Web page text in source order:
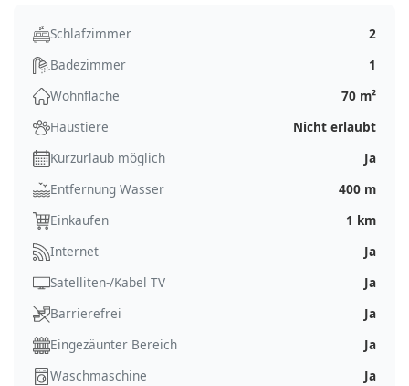
Schlafzimmer
2
Badezimmer
1
Wohnfläche
70 m²
Haustiere
Nicht erlaubt
Kurzurlaub möglich
Ja
Entfernung Wasser
400 m
Einkaufen
1 km
Internet
Ja
Satelliten-/Kabel TV
Ja
Barrierefrei
Ja
Eingezäunter Bereich
Ja
Waschmaschine
Ja